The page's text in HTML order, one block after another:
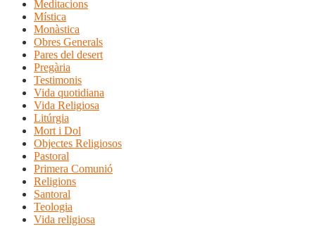
Meditacions
Mística
Monàstica
Obres Generals
Pares del desert
Pregària
Testimonis
Vida quotidiana
Vida Religiosa
Litúrgia
Mort i Dol
Objectes Religiosos
Pastoral
Primera Comunió
Religions
Santoral
Teologia
Vida religiosa